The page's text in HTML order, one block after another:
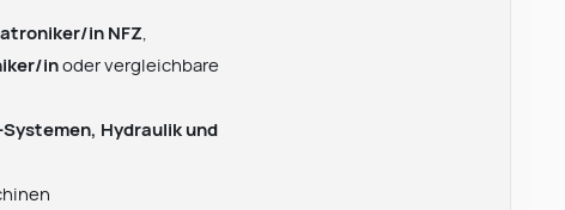
in NFZ,
inoder vergleichbare
Systemen, Hydraulik und